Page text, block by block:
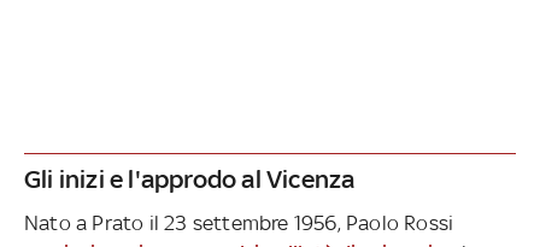
Gli inizi e l'approdo al Vicenza
Nato a Prato il 23 settembre 1956, Paolo Rossi